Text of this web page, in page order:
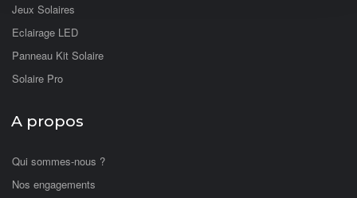
Jeux Solaires
Eclairage LED
Panneau Kit Solaire
Solaire Pro
A propos
Qui sommes-nous ?
Nos engagements